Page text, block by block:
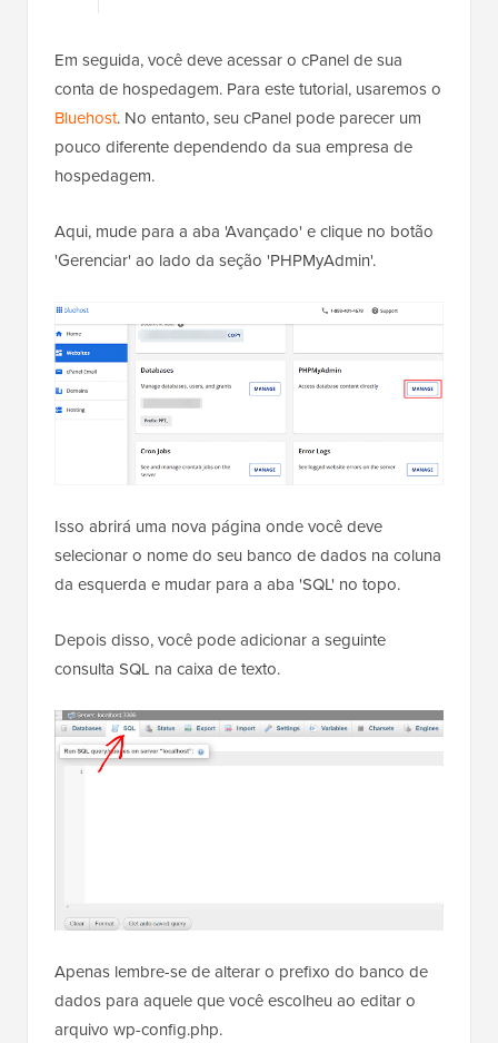
Em seguida, você deve acessar o cPanel de sua
conta de hospedagem. Para este tutorial, usaremos o
Bluehost. No entanto, seu cPanel pode parecer um
pouco diferente dependendo da sua empresa de
Aqui, mude para a aba 'Avançado' e clique no botão
Isso abrirá uma nova página onde você deve
selecionar o nome do seu banco de dados na coluna
Depois disso, você pode adicionar a seguinte
Apenas lembre-se de alterar o prefixo do banco de
dados para aquele que você escolheu ao editar o